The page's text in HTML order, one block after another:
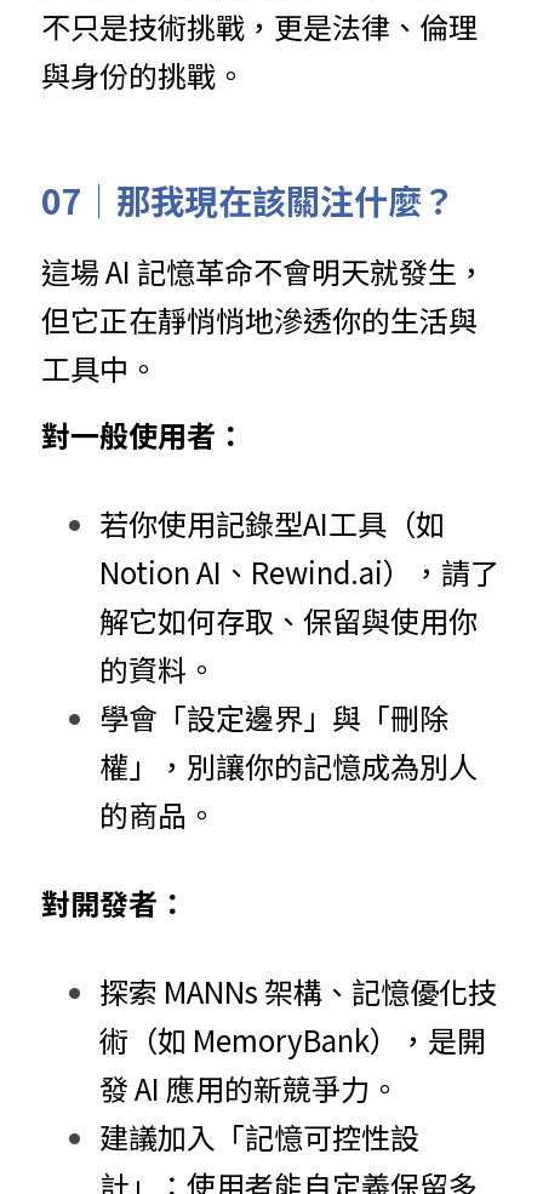
不只是技術挑戰，更是法律、倫理
與身份的挑戰。
07｜那我現在該關注什麼？
這場 AI 記憶革命不會明天就發生，
但它正在靜悄悄地滲透你的生活與
工具中。
對一般使用者：
若你使用記錄型AI工具（如
Notion AI、Rewind.ai），請了
解它如何存取、保留與使用你
的資料。
學會「設定邊界」與「刪除
權」，別讓你的記憶成為別人
的商品。
對開發者：
探索 MANNs 架構、記憶優化技
術（如 MemoryBank），是開
發 AI 應用的新競爭力。
建議加入「記憶可控性設
計」：使用者能自定義保留多